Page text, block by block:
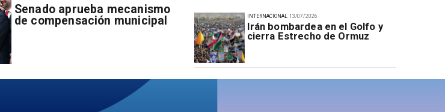
13/07/2026
Irán bombardea en el Golfo y
cierra Estrecho de Ormuz
INTERNACIONAL
Senado aprueba mecanismo
de compensación municipal